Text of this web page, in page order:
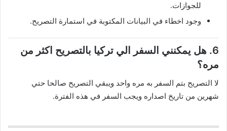
للجوازات.
وجود اخطاء في البيانات المكتوبة في استمارة التصريح.
6. هل يمكنني السفر الي تركيا بالتصريح اكثر من
مره؟
لا التصريح بتم السفر به مره واحد ويبقي التصريح صالحا حتي
شهرين من تاريخ اصداره ويجب السفر في هذه الفترة.